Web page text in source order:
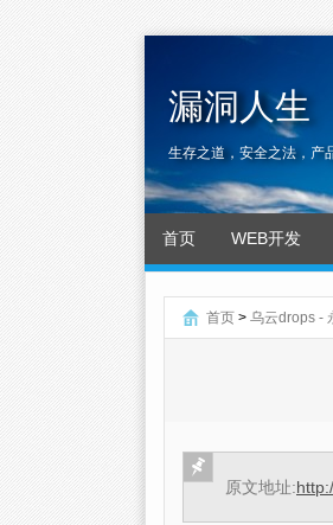
漏洞人生
生存之道，安全之法，产
首页 WEB开发
首页 > 乌云drops -
原文地址: